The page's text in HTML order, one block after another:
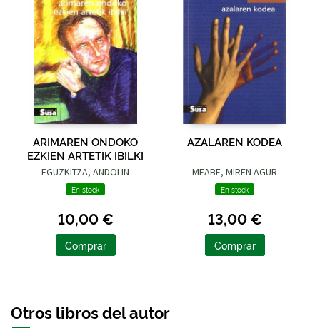
ARIMAREN ONDOKO
EZKIEN ARTETIK IBILKI
EGUZKITZA, ANDOLIN
En stock
10,00 €
Comprar
AZALAREN KODEA
MEABE, MIREN AGUR
En stock
13,00 €
Comprar
Otros libros del autor